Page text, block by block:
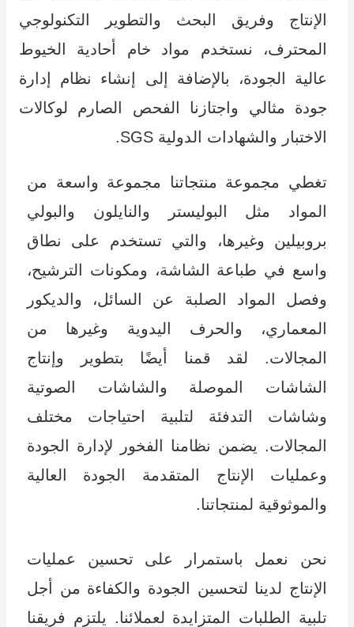
الإنتاج وفريق البحث والتطوير التكنولوجي
المحترف، نستخدم مواد خام أحادية الخيوط
عالية الجودة، بالإضافة إلى إنشاء نظام إدارة
جودة مثالي واجتازنا الفحص الصارم لوكالات
الاختبار والشهادات الدولية SGS.
تغطي مجموعة منتجاتنا مجموعة واسعة من
المواد مثل البوليستر والنايلون والبولي
بروبيلين وغيرها، والتي تستخدم على نطاق
واسع في طباعة الشاشة، ومكونات الترشيح،
وفصل المواد الصلبة عن السائل، والديكور
المعماري، والحرف اليدوية وغيرها من
المجالات. لقد قمنا أيضًا بتطوير وإنتاج
الشاشات الموصلة والشاشات الصوتية
وشاشات التدفئة لتلبية احتياجات مختلف
المجالات. يضمن نظامنا الفخور لإدارة الجودة
وعمليات الإنتاج المتقدمة الجودة العالية
والموثوقية لمنتجاتنا.
نحن نعمل باستمرار على تحسين عمليات
الإنتاج لدينا لتحسين الجودة والكفاءة من أجل
تلبية الطلبات المتزايدة لعملائنا. يلتزم فريقنا